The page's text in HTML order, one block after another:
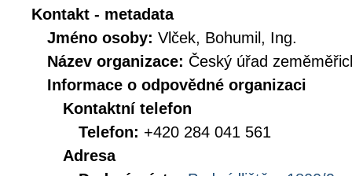
Kontakt - metadata
Jméno osoby: Vlček, Bohumil, Ing.
Název organizace: Český úřad
Informace o odpovědné organizaci
Kontaktní telefon
Telefon: +420 284 041 561
Adresa